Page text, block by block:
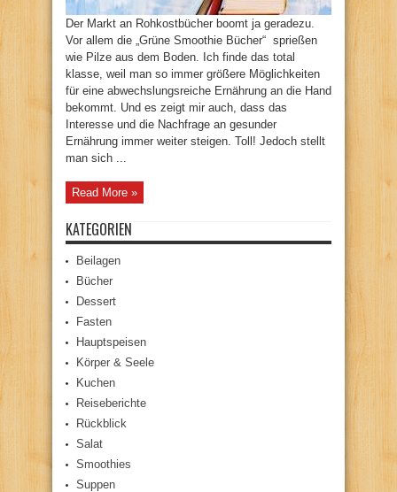
Der Markt an Rohkostbücher boomt ja geradezu.
Vor allem die „Grüne Smoothie Bücher“ sprießen
wie Pilze aus dem Boden. Ich finde das total
klasse, weil man so immer größere Möglichkeiten
für eine abwechslungsreiche Ernährung an die Hand
bekommt. Und es zeigt mir auch, dass das
Interesse und die Nachfrage an gesunder
Ernährung immer weiter steigen. Toll! Jedoch stellt
man sich ...
Read More »
KATEGORIEN
Beilagen
Bücher
Dessert
Fasten
Hauptspeisen
Körper & Seele
Kuchen
Reiseberichte
Rückblick
Salat
Smoothies
Suppen